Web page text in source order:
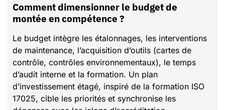
Comment dimensionner le budget de
montée en compétence ?
Le budget intègre les étalonnages, les interventions
de maintenance, l’acquisition d’outils (cartes de
contrôle, contrôles environnementaux), le temps
d’audit interne et la formation. Un plan
d’investissement étagé, inspiré de la formation ISO
17025, cible les priorités et synchronise les